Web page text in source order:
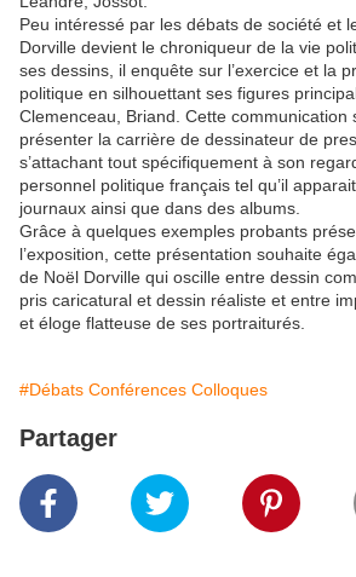
Peu intéressé par les débats de société et
Dorville devient le chroniqueur de la vie
ses dessins, il enquête sur l’exercice et la
politique en silhouettant ses figures
Clemenceau, Briand. Cette communication
présenter la carrière de dessinateur de
s’attachant tout spécifiquement à son
personnel politique français tel qu’il
journaux ainsi que dans des albums.
Grâce à quelques exemples probants
l’exposition, cette présentation souhaite
de Noël Dorville qui oscille entre dessin
pris caricatural et dessin réaliste et entre
et éloge flatteuse de ses portraiturés.
#Débats Conférences Colloques
Partager